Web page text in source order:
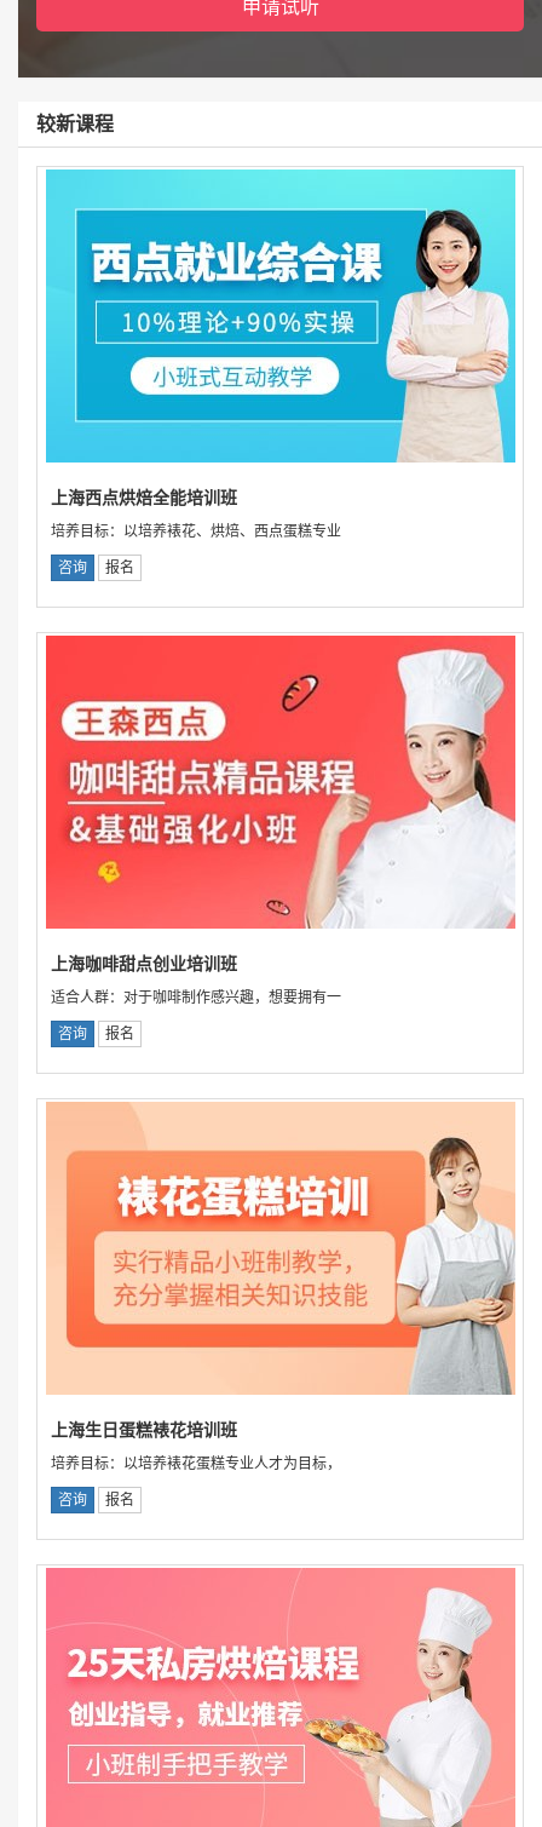
较新课程
上海西点烘焙全能培训班
培养目标：以培养裱花、烘焙、西点蛋糕专业
咨询 报名
上海咖啡甜点创业培训班
适合人群：对于咖啡制作感兴趣，想要拥有一
咨询 报名
上海生日蛋糕裱花培训班
培养目标：以培养裱花蛋糕专业人才为目标，
咨询 报名